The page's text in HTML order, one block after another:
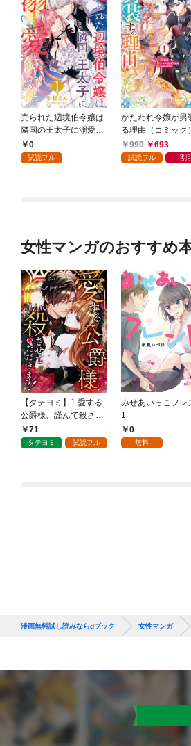
売られた辺境伯令嬢は
隣国の王太子に溺愛さ
れる 1
0
試読フル
かたわれ令嬢が男
る理由（コミック
990
693
試読フル 割
女性マンガのおすすめ
【タテヨミ】1.愛する
公爵様、謹んで殺させ
ていただきます！
71
タテヨミ 試読フル
みせあいっこフレ
1
0
無料
漫画無料試し読みならdブック 女性マンガ